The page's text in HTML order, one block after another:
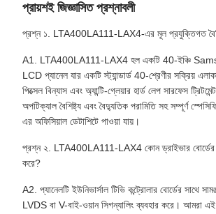
প্রায়শই জিজ্ঞাসিত প্রশ্নাবলী
প্রশ্ন ১. LTA400LA111-LAX4-এর মূল প্রযুক্তিগত
A1. LTA400LA111-LAX4 হল একটি 40-ইঞ্চি
LCD প্যানেল যার একটি স্ট্যান্ডার্ড 40-শ্রেণীর সক্রিয়
পিক্সেল বিন্যাস এবং অ্যান্টি-গ্লেয়ার হার্ড লেপ সারফেস
অপটিক্যাল বৈশিষ্ট্য এবং বৈদ্যুতিক পরামিতি সহ সম্পূর্ণ
এর অফিসিয়াল ডেটাশিটে পাওয়া যায়।
প্রশ্ন ২. LTA400LA111-LAX4 কোন ড্রাইভার বোর্ডের
করে?
A2. প্যানেলটি ইউনিভার্সাল টিভি কন্ট্রোলার বোর্ডের সাথে
LVDS বা V-বাই-ওয়ান সিগন্যালিং ব্যবহার করে। আমরা এই